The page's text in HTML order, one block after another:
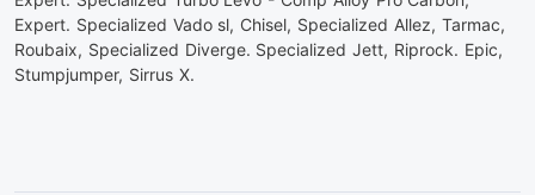
Expert. Specialized Vado sl, Chisel, Specialized Allez, Tarmac,
Roubaix, Specialized Diverge. Specialized Jett, Riprock. Epic,
Stumpjumper, Sirrus X.